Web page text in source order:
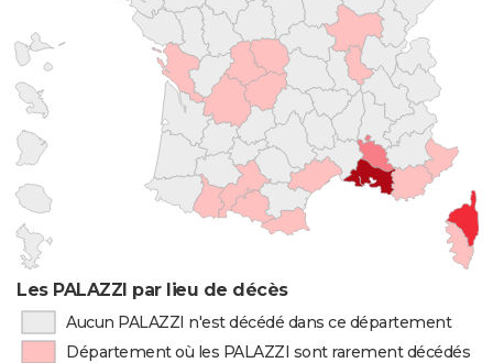
Les PALAZZI par lieu de décès
Aucun PALAZZI n'est décédé dans ce département
Département où les PALAZZI sont rarement décédés